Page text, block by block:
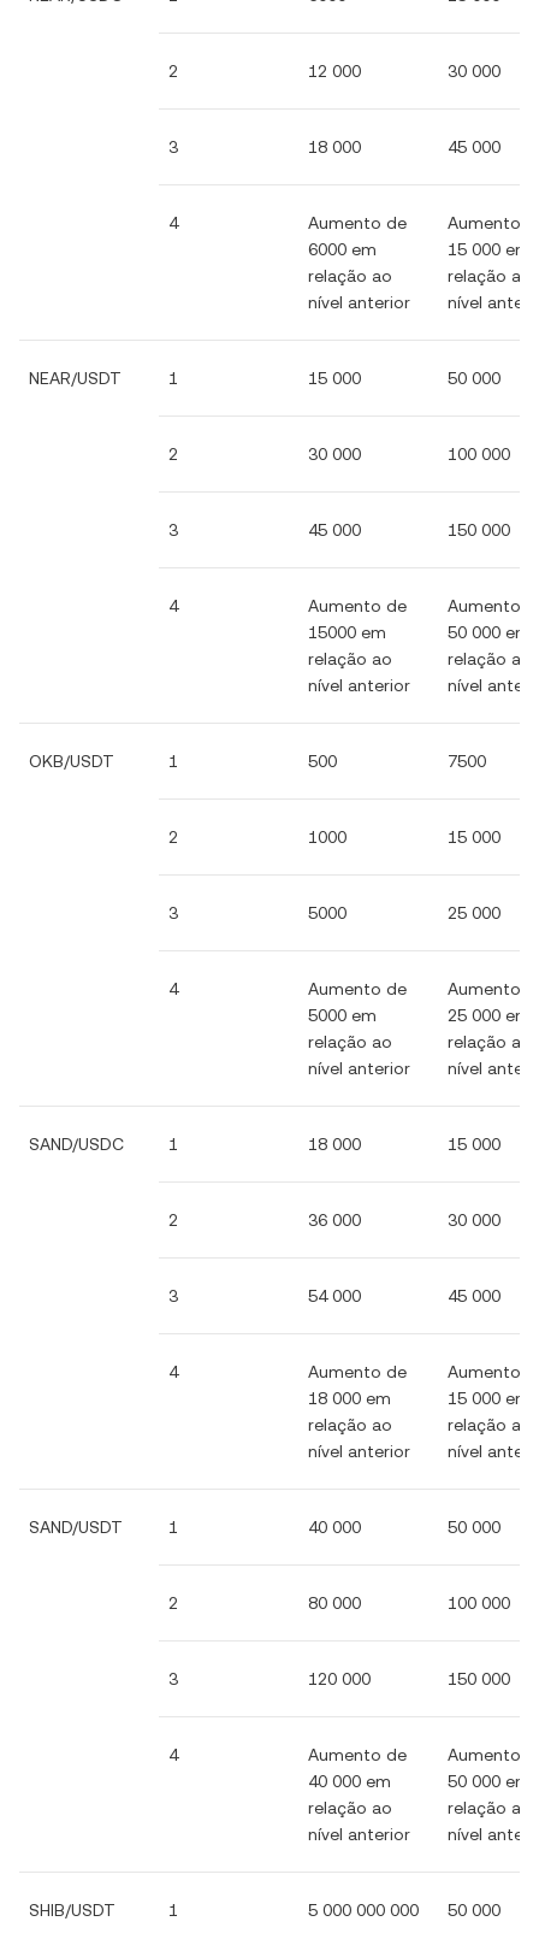
2 12 000 30 000
3 18 000 45 000
4
Aumento de
6000 em
relação ao
nível anterior
Aumento
15 000 em
relação ao
nível
NEAR/USDT 1 15 000 50 000
2 30 000 100 000
3 45 000 150 000
4
Aumento de
15000 em
relação ao
nível anterior
Aumento
50 000 em
relação ao
nível
OKB/USDT 1 500 7500
2 1000 15 000
3 5000 25 000
4
Aumento de
5000 em
relação ao
nível anterior
Aumento
25 000 em
relação ao
nível
SAND/USDC 1 18 000 15 000
2 36 000 30 000
3 54 000 45 000
4
Aumento de
18 000 em
relação ao
nível anterior
Aumento
15 000 em
relação ao
nível
SAND/USDT 1 40 000 50 000
2 80 000 100 000
3 120 000 150 000
4
Aumento de
40 000 em
relação ao
nível anterior
Aumento
50 000 em
relação ao
nível
SHIB/USDT 1 5 000 000 000 50 000